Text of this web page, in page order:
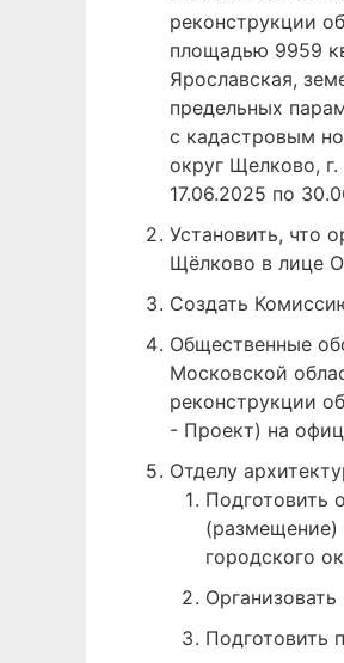
реконструкции
площадью 9959
Ярославская,
предельных
с кадастровым
округ Щелково,
17.06.2025 по
Установить, что
Щёлково в лице
Создать
Общественные
Московской
реконструкции
- Проект) на
Отделу
Подготовить
городского
Подготовить